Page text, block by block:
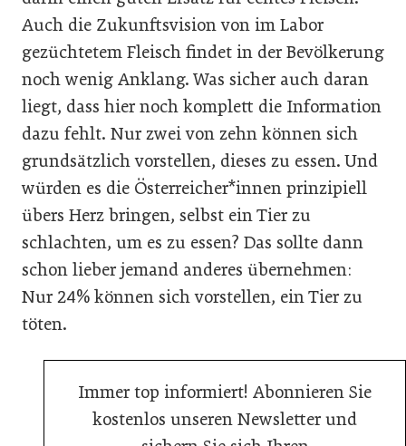
Auch die Zukunftsvision von im Labor
gezüchtetem Fleisch findet in der Bevölkerung
noch wenig Anklang. Was sicher auch daran
liegt, dass hier noch komplett die Information
dazu fehlt. Nur zwei von zehn können sich
grundsätzlich vorstellen, dieses zu essen. Und
würden es die Österreicher*innen prinzipiell
übers Herz bringen, selbst ein Tier zu
schlachten, um es zu essen? Das sollte dann
schon lieber jemand anderes übernehmen:
Nur 24% können sich vorstellen, ein Tier zu
töten.
Immer top informiert! Abonnieren Sie
kostenlos unseren Newsletter und